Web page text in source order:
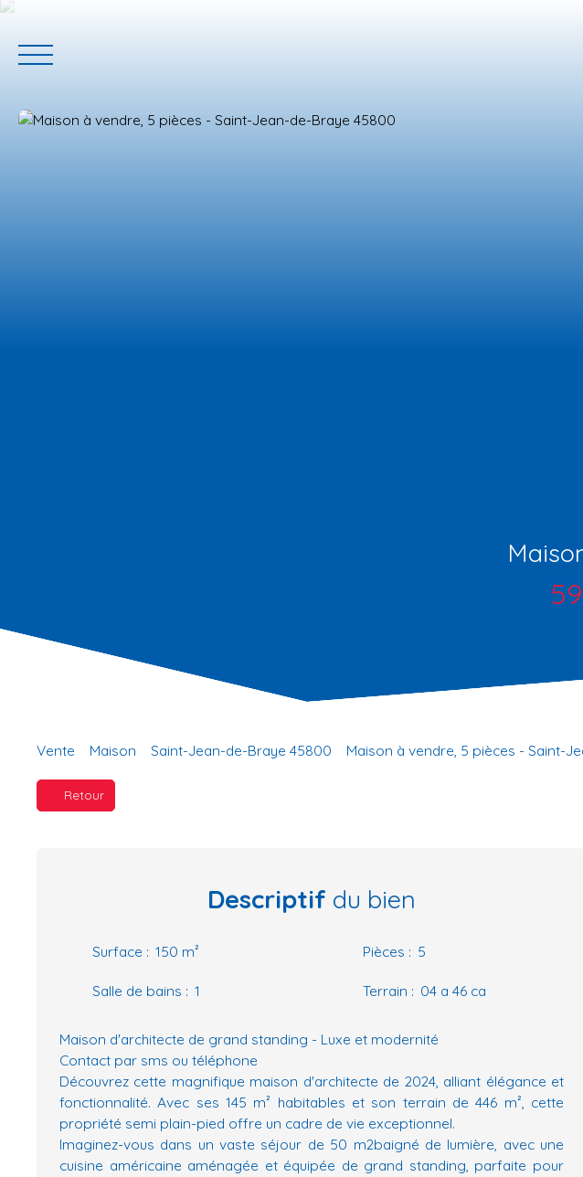
Vente Maison Saint-Jean-de-Braye 45800 Maison à vendre, 5 pièces - Saint-
Retour
Descriptif du bien
Surface : 150 m² Pièces : 5
Salle de bains : 1 Terrain : 04 a 46 ca
Maison d'architecte de grand standing - Luxe et modernité
Contact par sms ou téléphone
Découvrez cette magnifique maison d'architecte de 2024, alliant élégance et
fonctionnalité. Avec ses 145 m² habitables et son terrain de 446 m², cette
propriété semi plain-pied offre un cadre de vie exceptionnel.
Imaginez-vous dans un vaste séjour de 50 m2baigné de lumière, avec une
cuisine américaine aménagée et équipée de grand standing, parfaite pour